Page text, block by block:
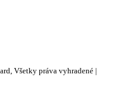
Všetky práva vyhradené |